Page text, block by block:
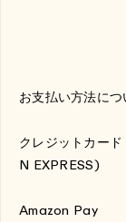
お支払い方法に
クレジットカード
N EXPRESS)
Amazon Pay